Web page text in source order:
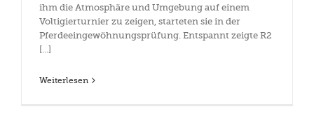
ihm die Atmosphäre und Umgebung auf einem
Voltigierturnier zu zeigen, starteten sie in der
Pferdeeingewöhnungsprüfung. Entspannt zeigte R2
[...]
Weiterlesen